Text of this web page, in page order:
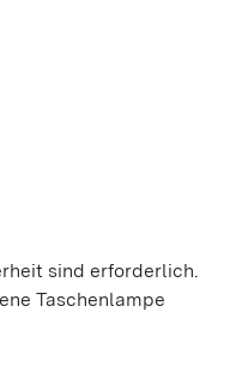
sind erforderlich.
Taschenlampe